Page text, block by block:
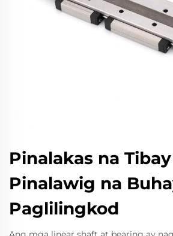
Pinalakas na
Pinalawig na
Paglilingkod